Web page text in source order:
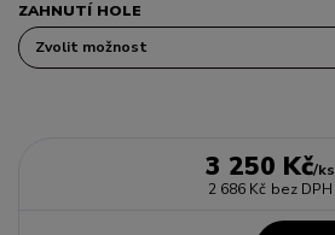
ZAHNUTÍ HOLE
3 250 Kč/ks
2 686 Kč bez DPH